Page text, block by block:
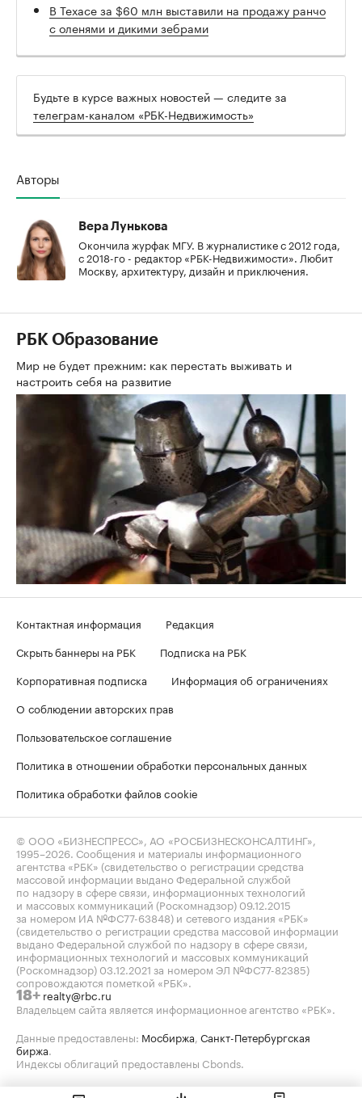
В Техасе за $60 млн выставили на продажу ранчо
с оленями и дикими зебрами
Будьте в курсе важных новостей — следите за
телеграм-каналом «РБК-Недвижимость»
Авторы
Вера Лунькова
Окончила журфак МГУ. В журналистике с 2012 года,
с 2018-го - редактор «РБК-Недвижимости». Любит
Москву, архитектуру, дизайн и приключения.
РБК Образование
Мир не будет прежним: как перестать выживать и
настроить себя на развитие
Контактная информация
Редакция
Скрыть баннеры на РБК
Подписка на РБК
Корпоративная подписка
Информация об ограничениях
О соблюдении авторских прав
Пользовательское соглашение
Политика в отношении обработки персональных данных
Политика обработки файлов cookie
© ООО «БИЗНЕСПРЕСС», АО «РОСБИЗНЕСКОНСАЛТИНГ»,
1995–2026. Сообщения и материалы информационного
агентства «РБК» (свидетельство о регистрации средства
массовой информации выдано Федеральной службой
по надзору в сфере связи, информационных технологий
и массовых коммуникаций (Роскомнадзор) 09.12.2015
за номером ИА №ФС77-63848) и сетевого издания «РБК»
(свидетельство о регистрации средства массовой информации
выдано Федеральной службой по надзору в сфере связи,
информационных технологий и массовых коммуникаций
(Роскомнадзор) 03.12.2021 за номером ЭЛ №ФС77-82385)
сопровождаются пометкой «РБК».
18+ realty@rbc.ru
Владельцем сайта является информационное агентство «РБК».
Данные предоставлены: Мосбиржа, Санкт-Петербургская
биржа.
Индексы облигаций предоставлены Cbonds.